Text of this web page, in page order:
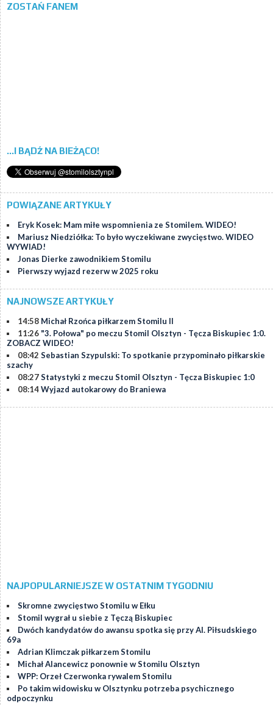
ZOSTAŃ FANEM
...I BĄDŹ NA BIEŻĄCO!
POWIĄZANE ARTYKUŁY
Eryk Kosek: Mam miłe wspomnienia ze Stomilem. WIDEO!
Mariusz Niedziółka: To było wyczekiwane zwycięstwo. WIDEO
WYWIAD!
Jonas Dierke zawodnikiem Stomilu
Pierwszy wyjazd rezerw w 2025 roku
NAJNOWSZE ARTYKUŁY
14:58 Michał Rzońca piłkarzem Stomilu II
11:26 "3. Połowa" po meczu Stomil Olsztyn - Tęcza Biskupiec 1:0.
ZOBACZ WIDEO!
08:42 Sebastian Szypulski: To spotkanie przypominało piłkarskie
szachy
08:27Statystyki z meczu Stomil Olsztyn - Tęcza Biskupiec 1:0
08:14Wyjazd autokarowy do Braniewa
NAJPOPULARNIEJSZE W OSTATNIM TYGODNIU
Skromne zwycięstwo Stomilu w Ełku
Stomil wygrał u siebie z Tęczą Biskupiec
Dwóch kandydatów do awansu spotka się przy Al. Piłsudskiego
69a
Adrian Klimczak piłkarzem Stomilu
Michał Alancewicz ponownie w Stomilu Olsztyn
WPP: Orzeł Czerwonka rywalem Stomilu
Po takim widowisku w Olsztynku potrzeba psychicznego
odpoczynku